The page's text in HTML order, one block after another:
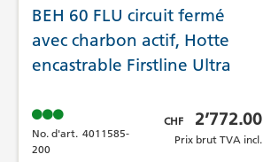
BEH 60 FLU circuit fermé
avec charbon actif, Hotte
encastrable Firstline Ultra
Prix brut TVA incl.
CHF 2’772.00
Prix brut TVA incl.
No. d'art. 4011585-
200